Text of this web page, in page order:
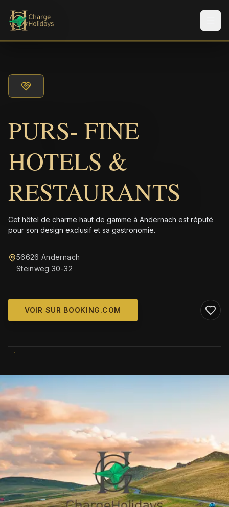
PURS- FINE
HOTELS &
RESTAURANTS
Cet hôtel de charme haut de gamme à Andernach est réputé
pour son design exclusif et sa gastronomie.
56626 Andernach
Steinweg 30-32
VOIR SUR BOOKING.COM